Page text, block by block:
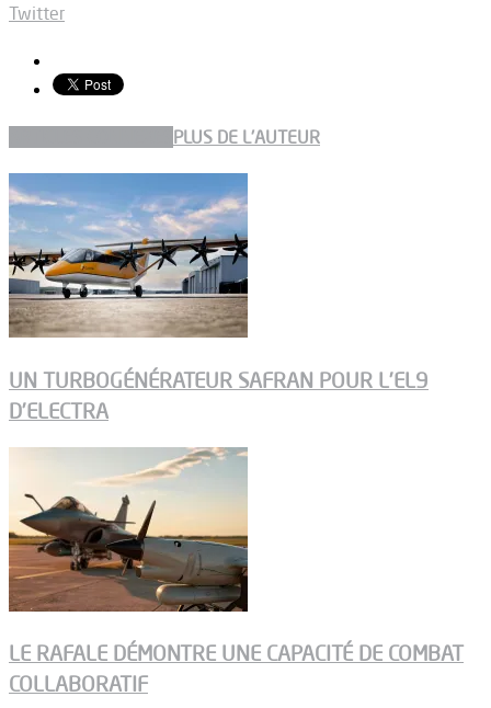
Twitter
PLUS DE L'AUTEUR
UN TURBOGÉNÉRATEUR SAFRAN POUR L’EL9
D’ELECTRA
LE RAFALE DÉMONTRE UNE CAPACITÉ DE COMBAT
COLLABORATIF